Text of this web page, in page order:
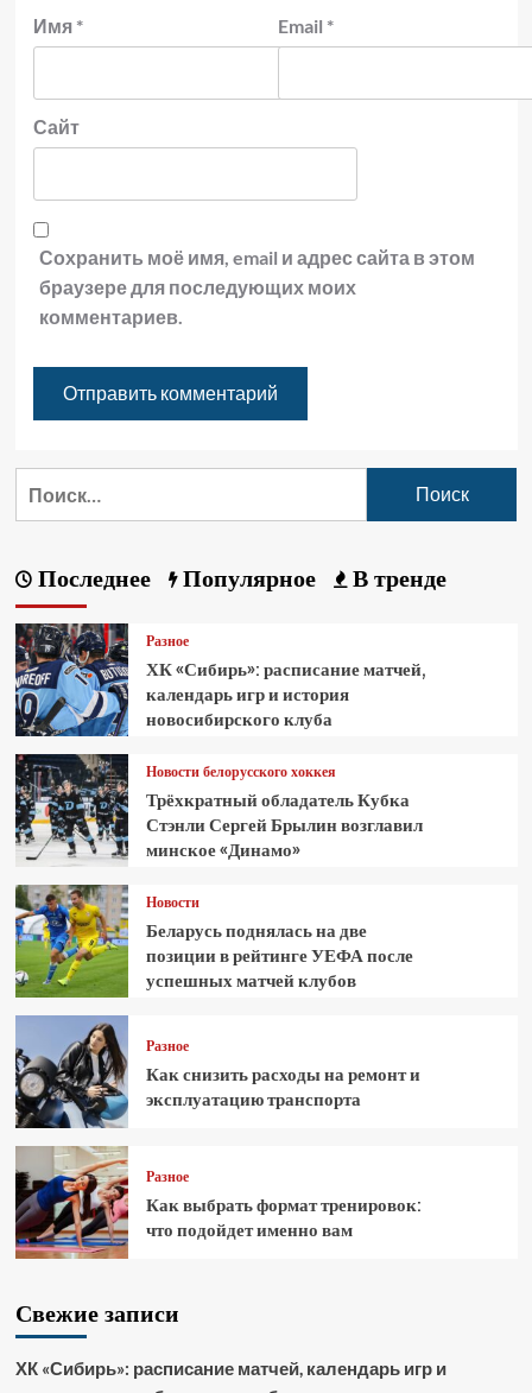
Имя * Email *
Сайт
Сохранить моё имя, email и адрес сайта в этом
браузере для последующих моих
комментариев.
Последнее Популярное В тренде
Разное
ХК «Сибирь»: расписание матчей,
календарь игр и история
новосибирского клуба
Новости белорусского хоккея
Трёхкратный обладатель Кубка
Стэнли Сергей Брылин возглавил
минское «Динамо»
Новости
Беларусь поднялась на две
позиции в рейтинге УЕФА после
успешных матчей клубов
Разное
Как снизить расходы на ремонт и
эксплуатацию транспорта
Разное
Как выбрать формат тренировок:
что подойдет именно вам
Свежие записи
ХК «Сибирь»: расписание матчей, календарь игр и